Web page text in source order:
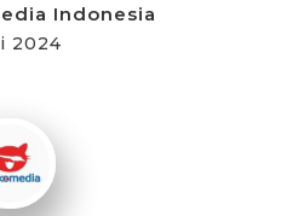
Indonesia
2024